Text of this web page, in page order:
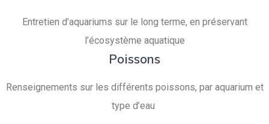
Entretien d’aquariums sur le long terme, en préservant
l’écosystème aquatique
Poissons
Renseignements sur les différents poissons, par aquarium et
type d’eau